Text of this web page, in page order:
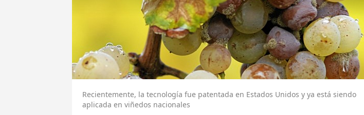
Recientemente, la tecnología fue patentada en Estados Unidos y ya está siendo
aplicada en viñedos nacionales